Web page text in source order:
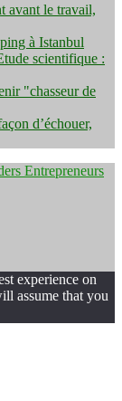
avant le travail,
à Istanbul
scientifique :
"chasseur de
d’échouer,
Entrepreneurs
experience on
assume that you